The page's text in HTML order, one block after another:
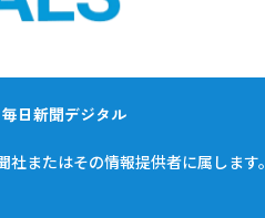
毎日新聞デジタル
社またはその情報提供者に属します。